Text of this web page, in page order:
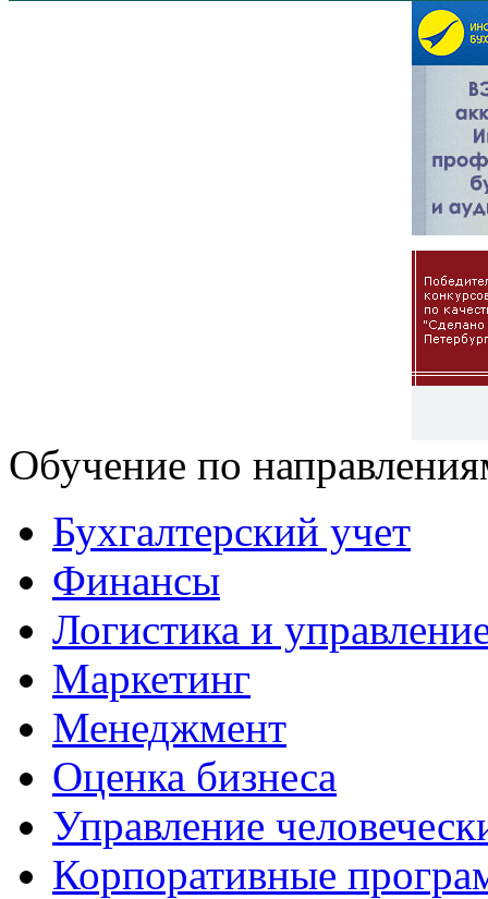
Обучение по
Бухгалтерский учет
Финансы
Логистика и
Маркетинг
Менеджмент
Оценка бизнеса
Управление
Корпоративные